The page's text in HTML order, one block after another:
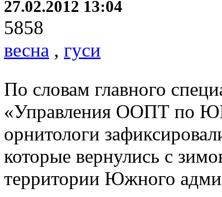
27.02.2012 13:04
5858
весна , гуси
По словам главного
«Управления ООПТ по
орнитологи
которые вернулись с
территории Южного